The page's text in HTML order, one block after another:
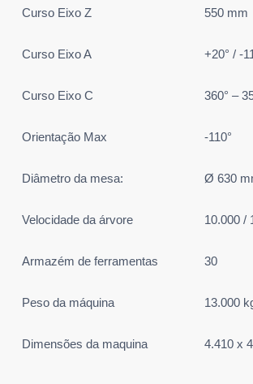
Curso Eixo Z 550 mm
Curso Eixo A +20° / -
Curso Eixo C 360° –
Orientação Max -110°
Diâmetro da mesa: Ø 630
Velocidade da árvore 10.000 /
Armazém de ferramentas 30
Peso da máquina 13.000
Dimensões da maquina 4.410 x